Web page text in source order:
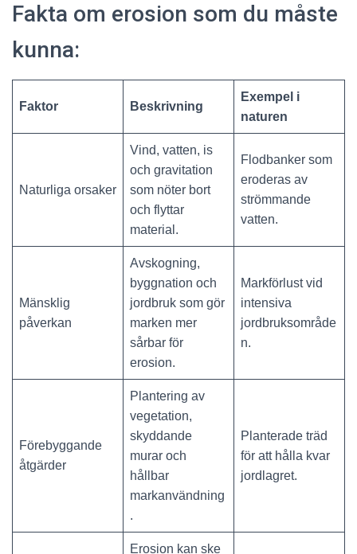
Fakta om erosion som du måste
kunna:
Faktor Beskrivning
Exempel i
naturen
Naturliga orsaker
Vind, vatten, is
och gravitation
som nöter bort
och flyttar
material.
Flodbanker som
eroderas av
strömmande
vatten.
Mänsklig
påverkan
Avskogning,
byggnation och
jordbruk som gör
marken mer
sårbar för
erosion.
Markförlust vid
intensiva
jordbruksområde
n.
Förebyggande
åtgärder
Plantering av
vegetation,
skyddande
murar och
hållbar
markanvändning
.
Planterade träd
för att hålla kvar
jordlagret.
Erosion kan ske